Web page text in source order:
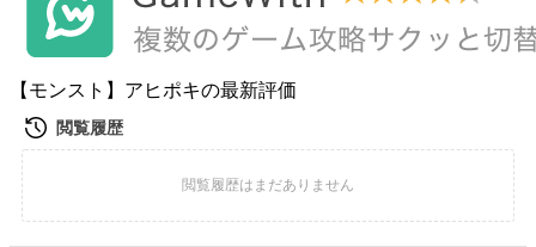
【モンスト】アヒポキの最新評価